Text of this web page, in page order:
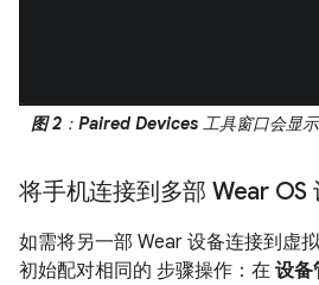
图 2： Paired Devices工具窗口会显示
将手机连接到多部 Wear OS
如需将另一部 Wear 设备连接到虚
初始配对相同的 步骤操作：在 设备